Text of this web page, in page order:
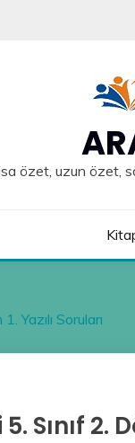
özet, uzun özet,
Yazılı Soruları
2.